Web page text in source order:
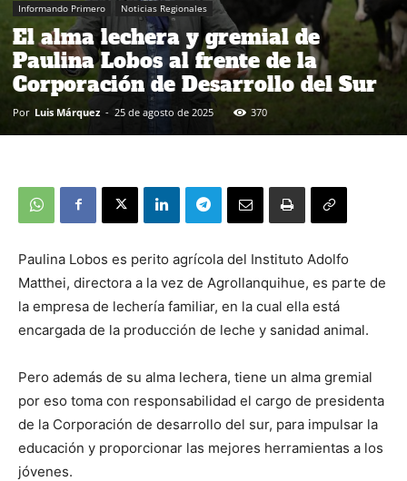
Informando Primero Noticias Regionales
El alma lechera y gremial de
Paulina Lobos al frente de la
Corporación de Desarrollo del Sur
Por Luis Márquez - 25 de agosto de 2025 370
Paulina Lobos es perito agrícola del Instituto Adolfo
Matthei, directora a la vez de Agrollanquihue, es parte de
la empresa de lechería familiar, en la cual ella está
encargada de la producción de leche y sanidad animal.
Pero además de su alma lechera, tiene un alma gremial
por eso toma con responsabilidad el cargo de presidenta
de la Corporación de desarrollo del sur, para impulsar la
educación y proporcionar las mejores herramientas a los
jóvenes.